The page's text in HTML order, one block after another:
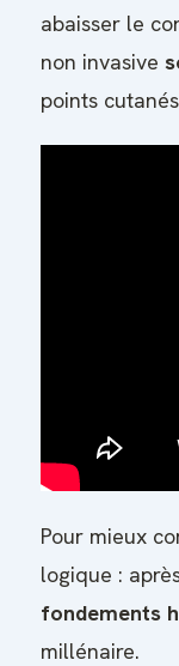
abaisser le
non invasive
points
Pour mieux
logique :
fondements
millénaire.